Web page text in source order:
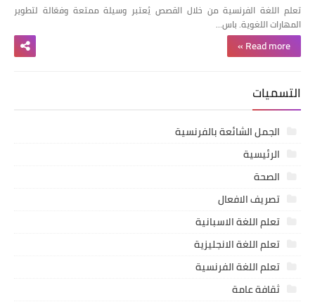
تعلم اللغة الفرنسية من خلال القصص يُعتبر وسيلة ممتعة وفعّالة لتطوير
المهارات اللغوية. باس…
Read more »
التسميات
الجمل الشائعة بالفرنسية
الرئيسية
الصحة
تصريف الافعال
تعلم اللغة الاسبانية
تعلم اللغة الانجليزية
تعلم اللغة الفرنسية
ثقافة عامة